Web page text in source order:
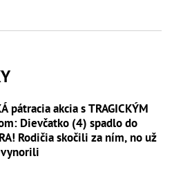
pátracia akcia s TRAGICKÝM
Dievčatko (4) spadlo do
Rodičia skočili za ním, no už